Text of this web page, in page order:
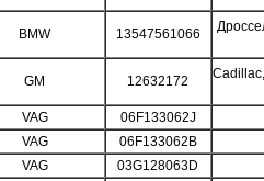
BMW 13547561066
GM 12632172
VAG
06F133062J
VAG
06F133062B
VAG
03G128063D